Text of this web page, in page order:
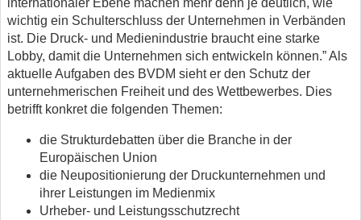
wichtig ein Schulterschluss der Unternehmen in Verbänden
ist. Die Druck- und Medienindustrie braucht eine starke
Lobby, damit die Unternehmen sich entwickeln können.” Als
aktuelle Aufgaben des BVDM sieht er den Schutz der
unternehmerischen Freiheit und des Wettbewerbes. Dies
betrifft konkret die folgenden Themen:
die Strukturdebatten über die Branche in der
Europäischen Union
die Neupositionierung der Druckunternehmen und
ihrer Leistungen im Medienmix
Urheber- und Leistungsschutzrecht